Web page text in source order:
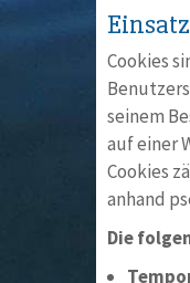
Cookies
seinem
auf einer
Cookies
anhand
Die